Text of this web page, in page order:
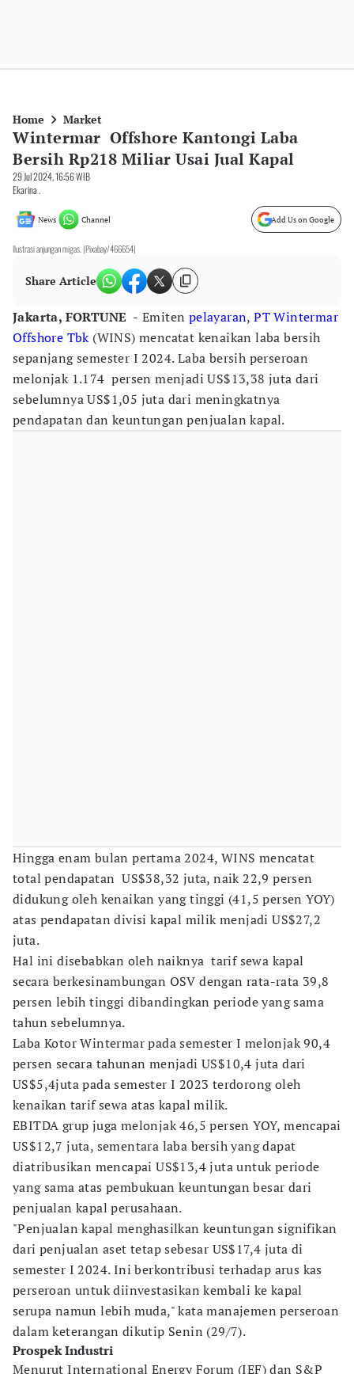
Home Market
Wintermar Offshore Kantongi Laba
Bersih Rp218 Miliar Usai Jual Kapal
29 Jul 2024, 16:56 WIB
Ekarina .
News Channel Add Us on Google
Ilustrasi anjungan migas. (Pixabay/466654)
Share Article
Jakarta, FORTUNE - Emiten pelayaran,PT Wintermar
Offshore Tbk(WINS) mencatat kenaikan laba bersih
sepanjang semester I 2024. Laba bersih perseroan
melonjak 1.174 persen menjadi US$13,38 juta dari
sebelumnya US$1,05 juta dari meningkatnya
pendapatan dan keuntungan penjualan kapal.
Hingga enam bulan pertama 2024, WINS mencatat
total pendapatan US$38,32 juta, naik 22,9 persen
didukung oleh kenaikan yang tinggi (41,5 persen YOY)
atas pendapatan divisi kapal milik menjadi US$27,2
juta.
Hal ini disebabkan oleh naiknya tarif sewa kapal
secara berkesinambungan OSV dengan rata-rata 39,8
persen lebih tinggi dibandingkan periode yang sama
tahun sebelumnya.
Laba Kotor Wintermar pada semester I melonjak 90,4
persen secara tahunan menjadi US$10,4 juta dari
US$5,4juta pada semester I 2023 terdorong oleh
kenaikan tarif sewa atas kapal milik.
EBITDA grup juga melonjak 46,5 persen YOY, mencapai
US$12,7 juta, sementara laba bersih yang dapat
diatribusikan mencapai US$13,4 juta untuk periode
yang sama atas pembukuan keuntungan besar dari
penjualan kapal perusahaan.
"Penjualan kapal menghasilkan keuntungan signifikan
dari penjualan aset tetap sebesar US$17,4 juta di
semester I 2024. Ini berkontribusi terhadap arus kas
perseroan untuk diinvestasikan kembali ke kapal
serupa namun lebih muda," kata manajemen perseroan
dalam keterangan dikutip Senin (29/7).
Prospek Industri
Menurut International Energy Forum (IEF) dan S&P